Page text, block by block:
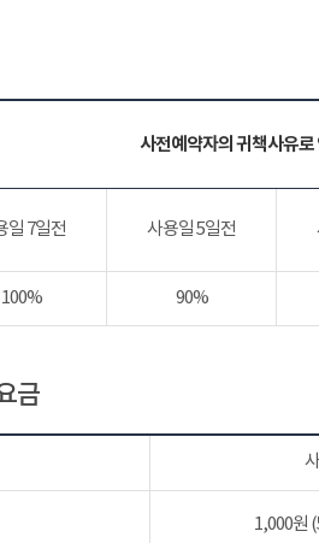
사전예약자의 귀책사유로
일 7일전 사용일 5일전
100% 90%
금
1,000원